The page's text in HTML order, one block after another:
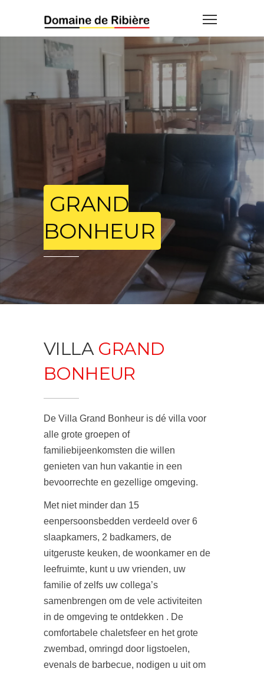
GRAND
BONHEUR
VILLA GRAND
BONHEUR
De Villa Grand Bonheur is dé villa voor
alle grote groepen of
familiebijeenkomsten die willen
genieten van hun vakantie in een
bevoorrechte en gezellige omgeving.
Met niet minder dan 15
eenpersoonsbedden verdeeld over 6
slaapkamers, 2 badkamers, de
uitgeruste keuken, de woonkamer en de
leefruimte, kunt u uw vrienden, uw
familie of zelfs uw collega’s
samenbrengen om de vele activiteiten
in de omgeving te ontdekken . De
comfortabele chaletsfeer en het grote
zwembad, omringd door ligstoelen,
evenals de barbecue, nodigen u uit om